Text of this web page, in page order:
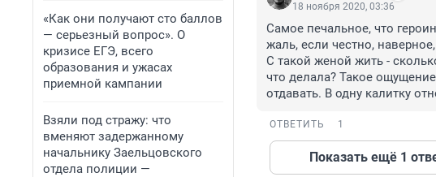
«Как они получают сто баллов
— серьезный вопрос». О
кризисе ЕГЭ, всего
образования и ужасах
приемной кампании
Взяли под стражу: что
вменяют задержанному
начальнику Заельцовского
отдела полиции —
18 ноября 2020, 03:36
Самое печальное, что
жаль, если честно,
С такой женой жить -
что делала? Такое
отдавать. В одну калитку
ОТВЕТИТЬ 1
Показать ещё 1